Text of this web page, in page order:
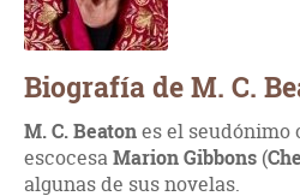
Biografía de M. C.
M. C. Beatones el seudónimo
escocesaMarionGibbons (
algunas de sus novelas.